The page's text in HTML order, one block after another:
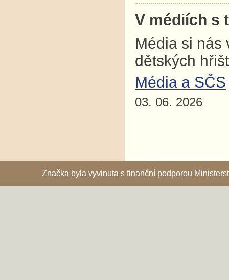
V médiích s
Média si nás
dětských
Média a SČS
03. 06. 2026
Značka byla vyvinuta s finanční podporou